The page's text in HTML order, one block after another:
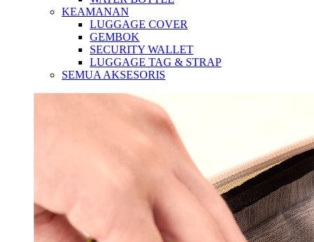
KEAMANAN
LUGGAGE COVER
GEMBOK
SECURITY WALLET
LUGGAGE TAG & STRAP
SEMUA AKSESORIS